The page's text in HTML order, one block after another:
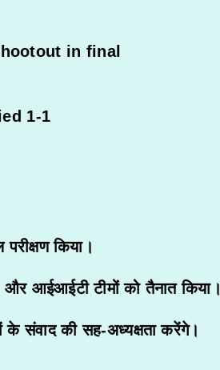
in final
1-1
किया।
और आईआईटी टीमों को तैनात किया।
के संवाद की सह-अध्यक्षता करेंगे।